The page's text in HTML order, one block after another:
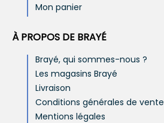
Mon panier
À PROPOS DE BRAYÉ
Brayé, qui sommes-nous ?
Les magasins Brayé
Livraison
Conditions générales de vente
Mentions légales